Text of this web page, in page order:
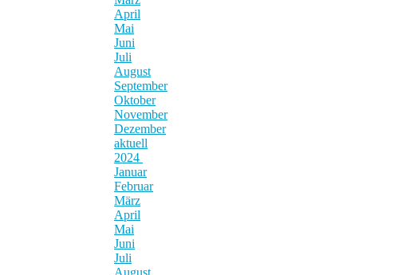
April
Mai
Juni
Juli
August
September
Oktober
November
Dezember
aktuell
2024
Januar
Februar
März
April
Mai
Juni
Juli
August